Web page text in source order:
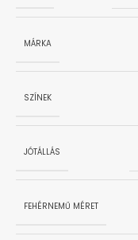
MÁRKA
SZÍNEK
JÓTÁLLÁS
FEHÉRNEMŰ MÉRET